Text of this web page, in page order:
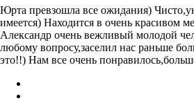
Юрта превзошла все ожидания)
имеется) Находится в очень красивом
Александр очень вежливый молодой
любому вопросу,заселил нас раньше
это!!) Нам все очень